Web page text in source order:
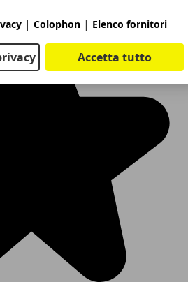
| Colophon | Elenco fornitori
Accetta tutto